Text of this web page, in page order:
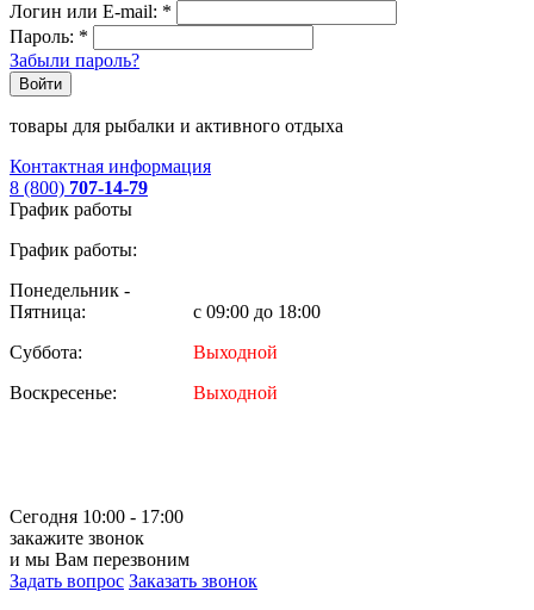
Логин или E-mail: *
Пароль: *
Забыли пароль?
Войти
товары для рыбалки и активного отдыха
Контактная информация
8 (800) 707-14-79
График работы
График работы:
Понедельник -
Пятница:
с 09:00 до 18:00
Суббота:
Выходной
Воскресенье:
Выходной
Сегодня 10:00 - 17:00
закажите звонок
и мы Вам перезвоним
Задать вопрос Заказать звонок